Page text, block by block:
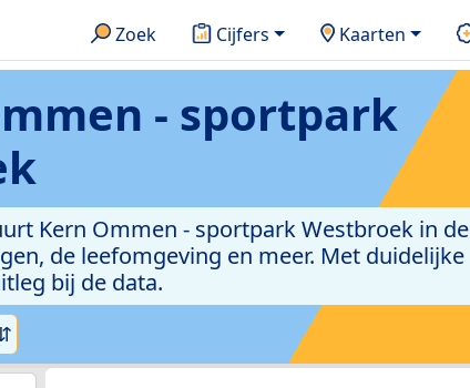
Zoek Cijfers Kaarten
- sportpark
Kern Ommen - sportpark Westbroek in de
de leefomgeving en meer. Met duidelijke
bij de data.